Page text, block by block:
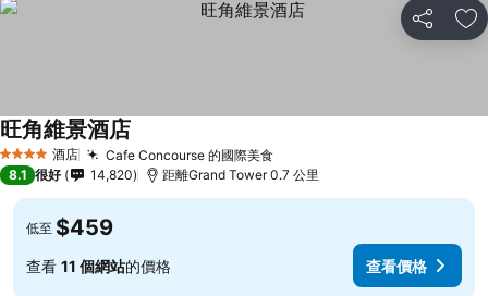
分享 放
4 星級 酒店 Cafe Concourse 的國際美食
旺角維景酒店
8.1 很好 14,820 距離Grand Tower 0.7 公里
低至 $459
查看 11 個網站的價格 查看價格